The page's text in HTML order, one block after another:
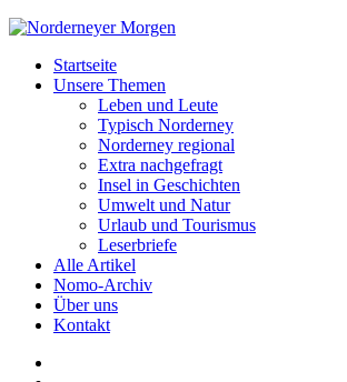
Startseite
Unsere Themen
Leben und Leute
Typisch Norderney
Norderney regional
Extra nachgefragt
Insel in Geschichten
Umwelt und Natur
Urlaub und Tourismus
Leserbriefe
Alle Artikel
Nomo-Archiv
Über uns
Kontakt